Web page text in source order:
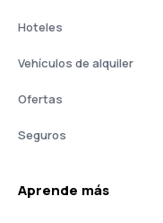
Hoteles
Vehículos de alquiler
Ofertas
Seguros
Aprende más